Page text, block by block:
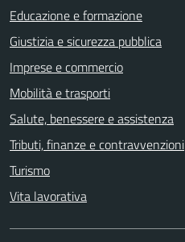
Educazione e formazione
Giustizia e sicurezza pubblica
Imprese e commercio
Mobilità e trasporti
Salute, benessere e assistenza
Tributi, finanze e contravvenzioni
Turismo
Vita lavorativa